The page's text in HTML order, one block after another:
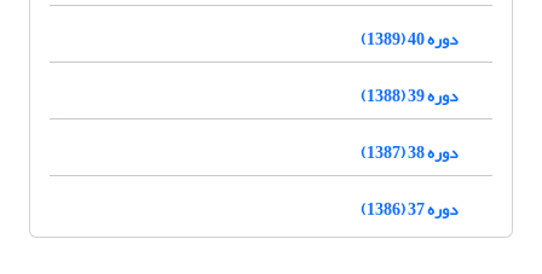
دوره 40 (1389)
دوره 39 (1388)
دوره 38 (1387)
دوره 37 (1386)